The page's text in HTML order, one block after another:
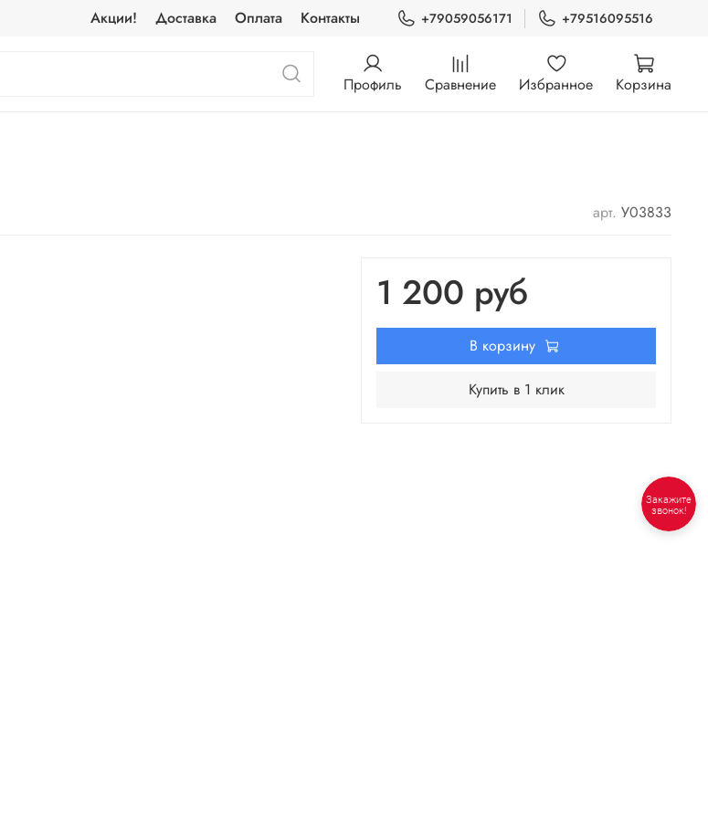
Акции! Доставка Оплата Контакты +79059056171 +79516095516
Профиль Сравнение Избранное Корзина
арт. У03833
1 200 руб
В корзину
Купить в 1 клик
Закажите
звонок!